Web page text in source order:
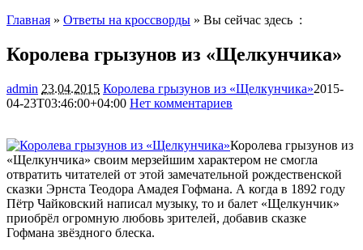
Главная » Ответы на кроссворды » Вы сейчас здесь :
Королева грызунов из «Щелкунчика»
admin 23.04.2015 Королева грызунов из «Щелкунчика»2015-
04-23T03:46:00+04:00 Нет комментариев
Королева грызунов из
«Щелкунчика» своим мерзейшим характером не смогла
отвратить читателей от этой замечательной рождественской
сказки Эрнста Теодора Амадея Гофмана. А когда в 1892 году
Пётр Чайковский написал музыку, то и балет «Щелкунчик»
приобрёл огромную любовь зрителей, добавив сказке
Гофмана звёздного блеска.